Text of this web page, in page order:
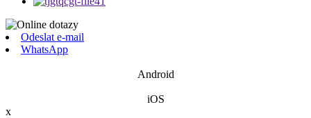
Odeslat e-mail
WhatsApp
Android
iOS
x